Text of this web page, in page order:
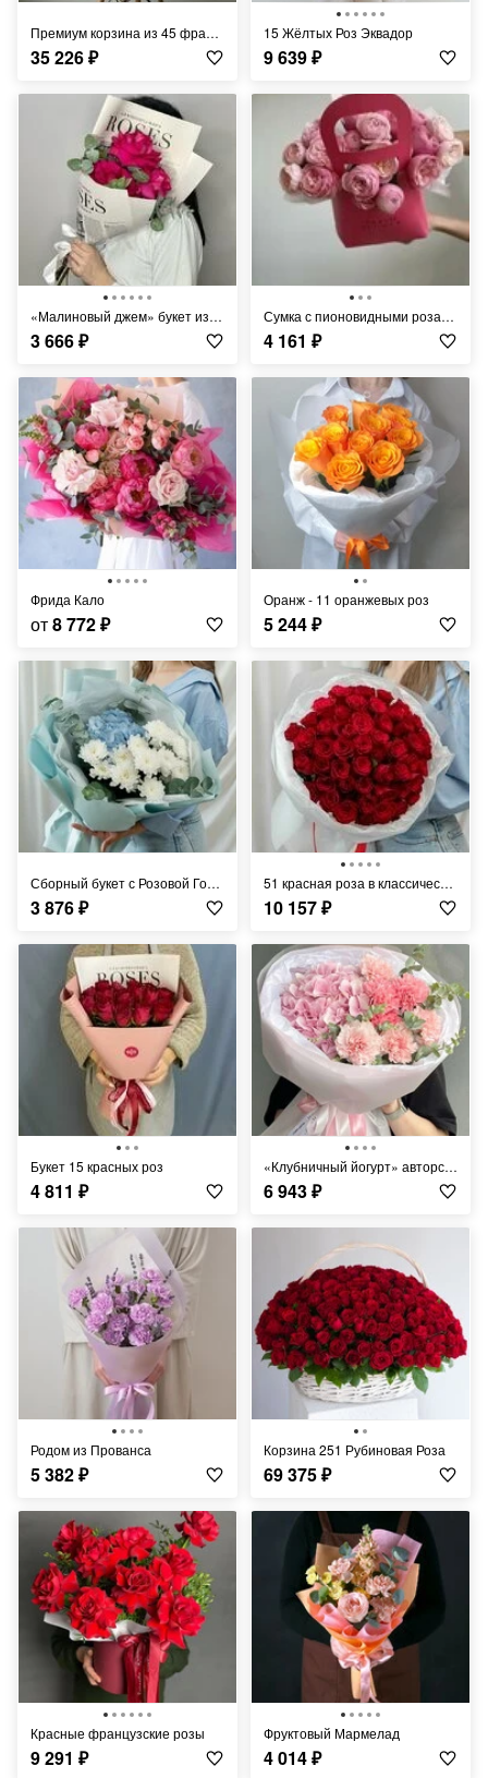
Премиум корзина из 45 французских роз
35 226₽
15 Жёлтых Роз Эквадор
9 639₽
«Малиновый джем» букет из роз французских роз Пинк Флойд и эвкалипта
3 666₽
Сумка с пионовидными розами "сильва фреш"
4 161 ₽
Фрида Кало
от8 772₽
Оранж - 11 оранжевых роз
5 244₽
Сборный букет с Розовой Гортензией
3 876₽
51 красная роза в классической упаковке
10 157₽
Букет 15 красных роз
4 811 ₽
«Клубничный йогурт» авторский букет
6 943₽
Родом из Прованса
5 382₽
Корзина 251 Рубиновая Роза
69 375₽
Красные французские розы
9 291 ₽
Фруктовый Мармелад
4 014₽